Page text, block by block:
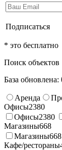
Подписаться
* это бесплатно
Поиск объектов
База обновлена:
Аренда
Офисы2380
Офисы2380
Магазины668
Магазины668
Кафе/рестораны